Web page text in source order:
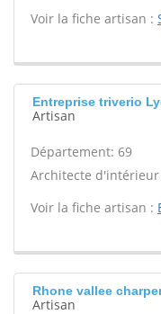
Voir la fiche artisan :
Entreprise triverio
Artisan
Département: 69
Architecte
Voir la fiche artisan :
Rhone vallee
Artisan